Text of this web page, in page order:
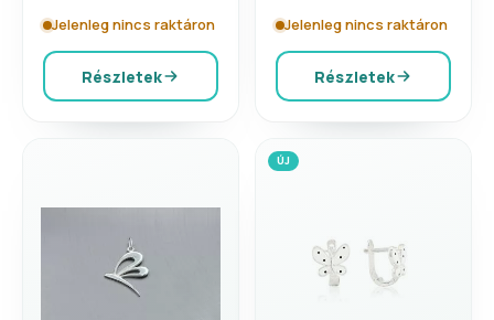
Jelenleg nincs raktáron
Részletek
Jelenleg nincs raktáron
Részletek
ÚJ